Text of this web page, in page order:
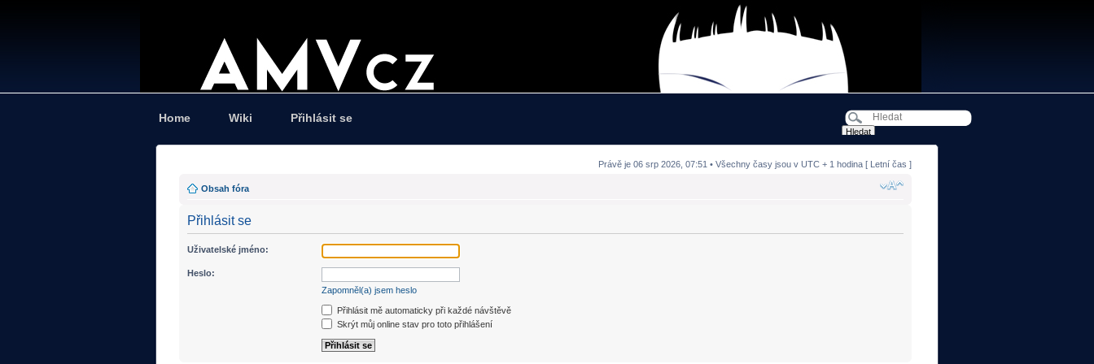
Home Wiki Přihlásit se
Právě je 06 srp 2026, 07:51 • Všechny časy jsou v UTC + 1 hodina [ Letní čas ]
Obsah fóra
Přihlásit se
Uživatelské jméno:
Heslo:
Zapomněl(a) jsem heslo
Přihlásit mě automaticky při každé návštěvě
Skrýt můj online stav pro toto přihlášení